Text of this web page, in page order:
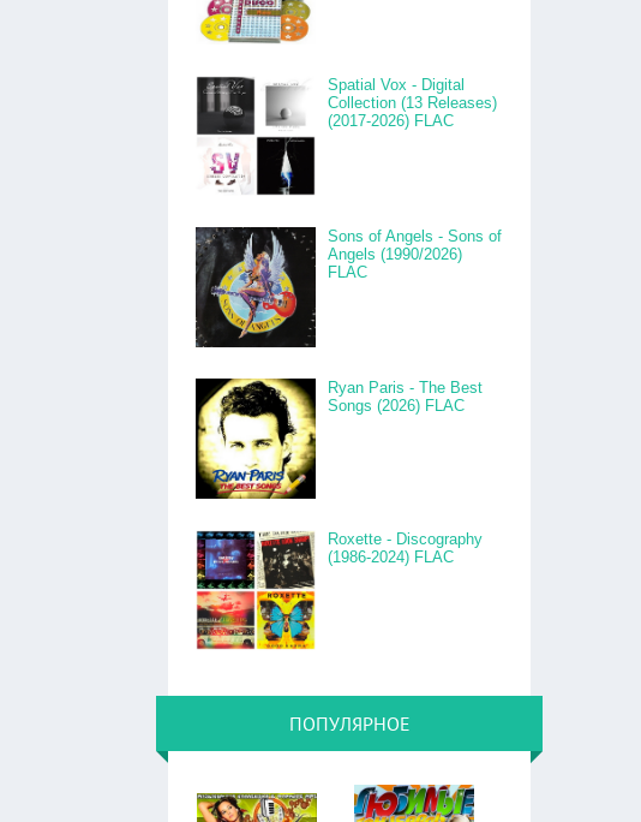
Spatial Vox - Digital
Collection (13 Releases)
(2017-2026) FLAC
Sons of Angels - Sons of
Angels (1990/2026)
FLAC
Ryan Paris - The Best
Songs (2026) FLAC
Roxette - Discography
(1986-2024) FLAC
ПОПУЛЯРНОЕ